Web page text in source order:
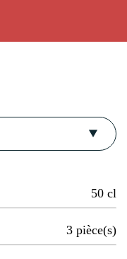
50 cl
3 pièce(s)